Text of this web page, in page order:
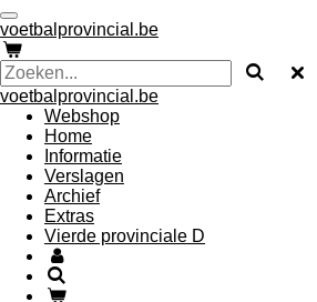
Ga
direct
naar
de
hoofdinhoud
voetbalprovincial.be
voetbalprovincial.be
Webshop
Home
Informatie
Verslagen
Archief
Extras
Vierde provinciale D